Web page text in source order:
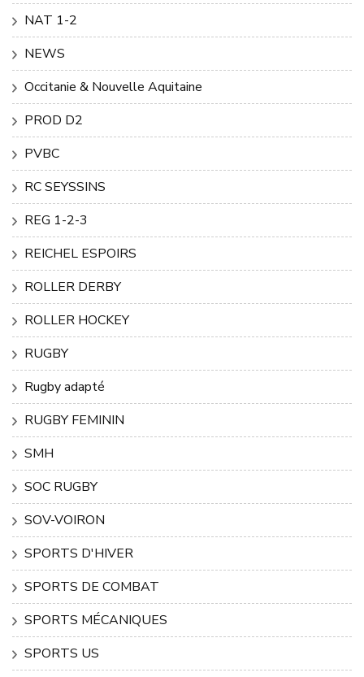
NAT 1-2
NEWS
Occitanie & Nouvelle Aquitaine
PROD D2
PVBC
RC SEYSSINS
REG 1-2-3
REICHEL ESPOIRS
ROLLER DERBY
ROLLER HOCKEY
RUGBY
Rugby adapté
RUGBY FEMININ
SMH
SOC RUGBY
SOV-VOIRON
SPORTS D'HIVER
SPORTS DE COMBAT
SPORTS MÉCANIQUES
SPORTS US